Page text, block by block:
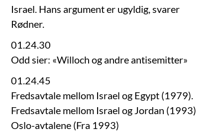
Israel. Hans argument er ugyldig, svarer
Rødner.
01.24.30
Odd sier: «Willoch og andre antisemitter»
01.24.45
Fredsavtale mellom Israel og Egypt (1979).
Fredsavtale mellom Israel og Jordan (1993)
Oslo-avtalene (Fra 1993)